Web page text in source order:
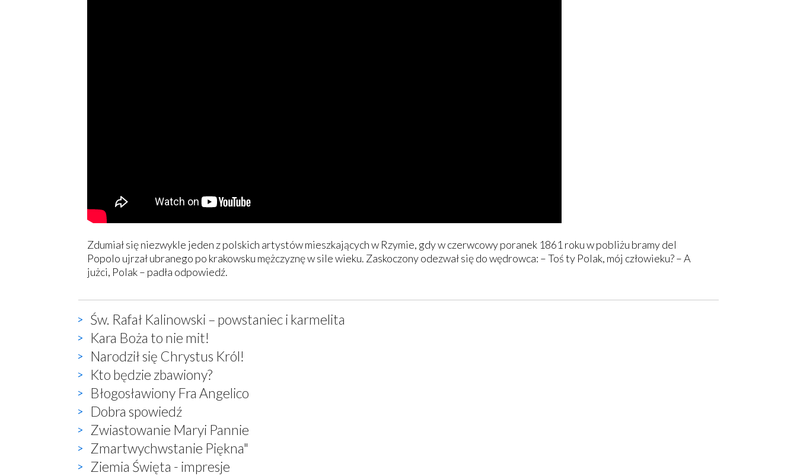
Zdumiał się niezwykle jeden z polskich artystów mieszkających w Rzymie, gdy w czerwcowy poranek 1861 roku w pobliżu bramy del
Popolo ujrzał ubranego po krakowsku mężczyznę w sile wieku. Zaskoczony odezwał się do wędrowca: – Toś ty Polak, mój człowieku? – A
jużci, Polak – padła odpowiedź.
Św. Rafał Kalinowski – powstaniec i karmelita
Kara Boża to nie mit!
Narodził się Chrystus Król!
Kto będzie zbawiony?
Błogosławiony Fra Angelico
Dobra spowiedź
Zwiastowanie Maryi Pannie
Zmartwychwstanie Piękna"
Ziemia Święta - impresje